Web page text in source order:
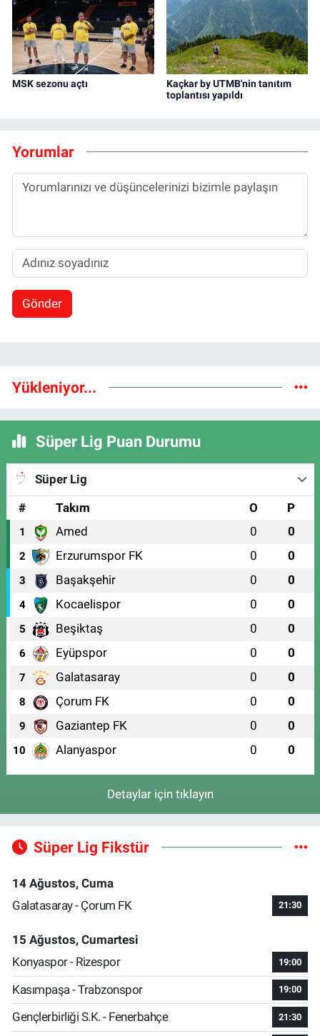
MSK sezonu açtı
Kaçkar by UTMB'nin tanıtım
toplantısı yapıldı
Yorumlar
Gönder
Yükleniyor...
Süper Lig Puan Durumu
Süper Lig
#
Takım O P
1 Amed 0 0
2 Erzurumspor FK 0 0
3 Başakşehir 0 0
4 Kocaelispor 0 0
5 Beşiktaş 0 0
6 Eyüpspor 0 0
7 Galatasaray 0 0
8 Çorum FK 0 0
9 Gaziantep FK 0 0
10 Alanyaspor 0 0
Detaylar için tıklayın
Süper Lig Fikstür
14 Ağustos, Cuma
Galatasaray - Çorum FK
21:30
15 Ağustos, Cumartesi
Konyaspor - Rizespor
19:00
Kasımpaşa - Trabzonspor 19:00
Gençlerbirliği S.K. - Fenerbahçe 21:30